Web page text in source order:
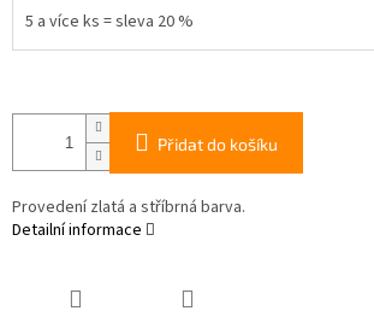
5 a více ks = sleva 20 %
Přidat do košíku
Provedení zlatá a stříbrná barva.
Detailní informace